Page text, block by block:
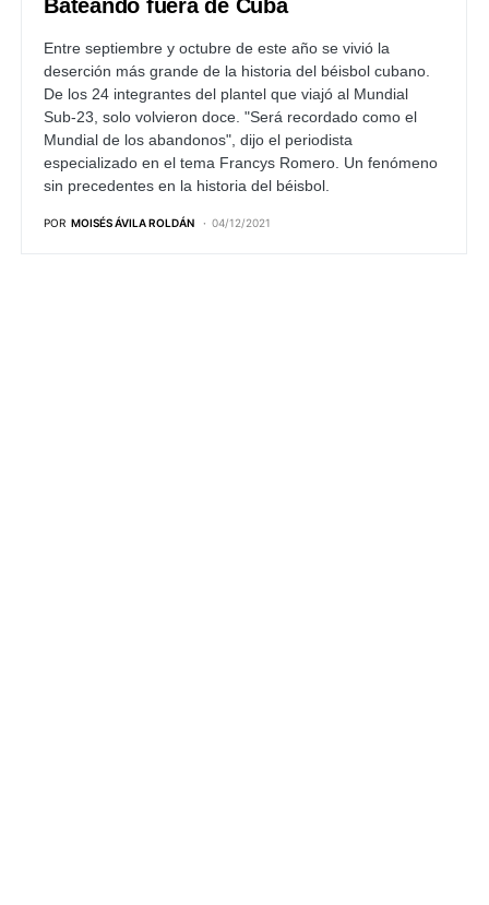
Bateando fuera de Cuba
Entre septiembre y octubre de este año se vivió la
deserción más grande de la historia del béisbol cubano.
De los 24 integrantes del plantel que viajó al Mundial
Sub-23, solo volvieron doce. "Será recordado como el
Mundial de los abandonos", dijo el periodista
especializado en el tema Francys Romero. Un fenómeno
sin precedentes en la historia del béisbol.
POR MOISÉS ÁVILA ROLDÁN 04/12/2021